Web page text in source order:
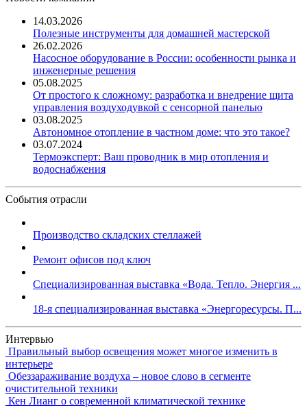
14.03.2026
Полезные инструменты для домашней мастерской
26.02.2026
Насосное оборудование в России: особенности рынка и
инженерные решения
05.08.2025
От простого к сложному: разработка и внедрение щита
управления воздуходувкой с сенсорной панелью
03.08.2025
Автономное отопление в частном доме: что это такое?
03.07.2024
Термоэксперт: Ваш проводник в мир отопления и
водоснабжения
События отрасли
Производство складских стеллажей
Ремонт офисов под ключ
Специализированная выставка «Вода. Тепло. Энергия ...
18-я специализированная выставка «Энергоресурсы. П...
Интервью
Правильный выбор освещения может многое изменить в
интерьере
Обеззараживание воздуха – новое слово в сегменте
очистительной техники
Кен Лианг о современной климатической технике